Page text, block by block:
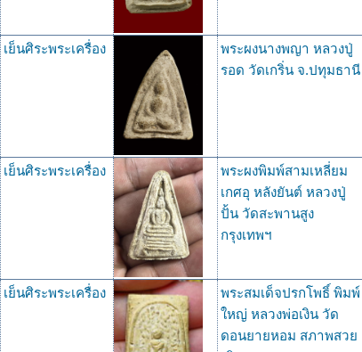
เย็นศิระพระเครื่อง
พระผงนางพญา หลวงปู่
รอด วัดเกริ่น จ.ปทุมธานี
เย็นศิระพระเครื่อง
พระผงพิมพ์สามเหลี่ยม
เกศอุ หลังยันต์ หลวงปู่
ปั้น วัดสะพานสูง
กรุงเทพฯ
เย็นศิระพระเครื่อง
พระสมเด็จปรกโพธิ์ พิมพ์
ใหญ่ หลวงพ่อเงิน วัด
ดอนยายหอม สภาพสวย